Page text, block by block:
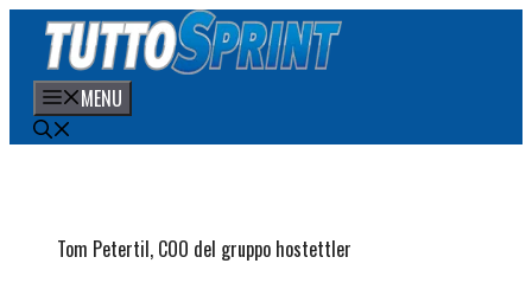
contenuto
MENU
Tom Petertil, COO del gruppo hostettler